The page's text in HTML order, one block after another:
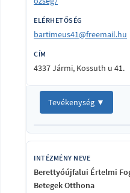
bartimeus41@freemail.hu
4337 Jármi, Kossuth u 41.
Tevékenység ▼
Berettyóújfalui Értelmi
Betegek Otthona